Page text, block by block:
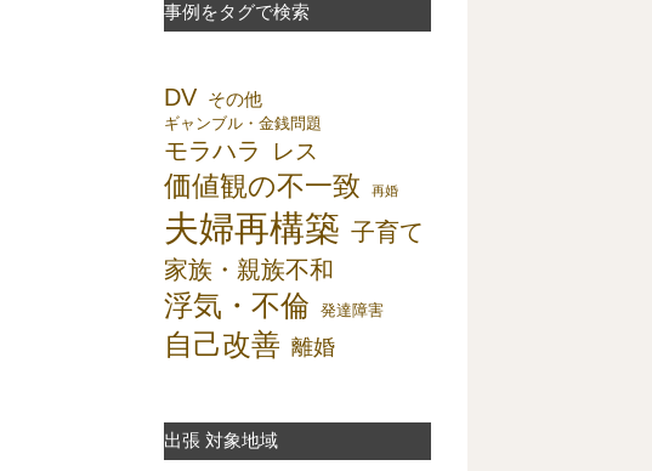
事例をタグで検索
DV その他
ギャンブル・金銭問題
モラハラ レス
価値観の不一致 再婚
夫婦再構築 子育て
家族・親族不和
浮気・不倫 発達障害
自己改善 離婚
出張 対象地域